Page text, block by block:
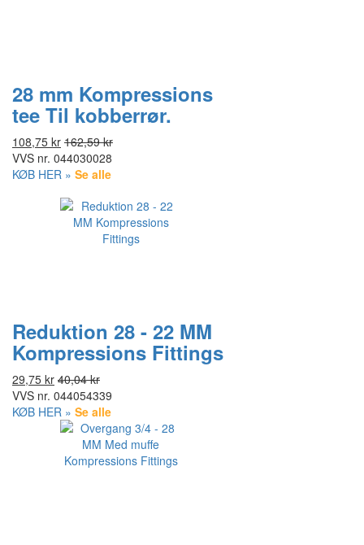
28 mm Kompressions
tee Til kobberrør.
108,75 kr 162,59 kr
VVS nr. 044030028
KØB HER » Se alle
Reduktion 28 - 22 MM
Kompressions Fittings
29,75 kr 40,04 kr
VVS nr. 044054339
KØB HER » Se alle